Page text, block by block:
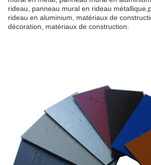
rideau, panneau mural en rideau
rideau en aluminium, matériaux de
décoration, matériaux de construction.